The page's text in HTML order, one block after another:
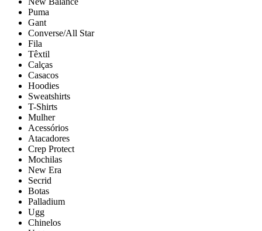
Puma
Gant
Converse/All Star
Fila
Têxtil
Calças
Casacos
Hoodies
Sweatshirts
T-Shirts
Mulher
Acessórios
Atacadores
Crep Protect
Mochilas
New Era
Secrid
Botas
Palladium
Ugg
Chinelos